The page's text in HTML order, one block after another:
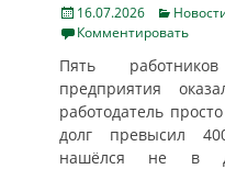
Posted
on
16.07.2026 Categories
Комментировать
Пять
предприятия
работодатель
долг превысил
нашёлся не в